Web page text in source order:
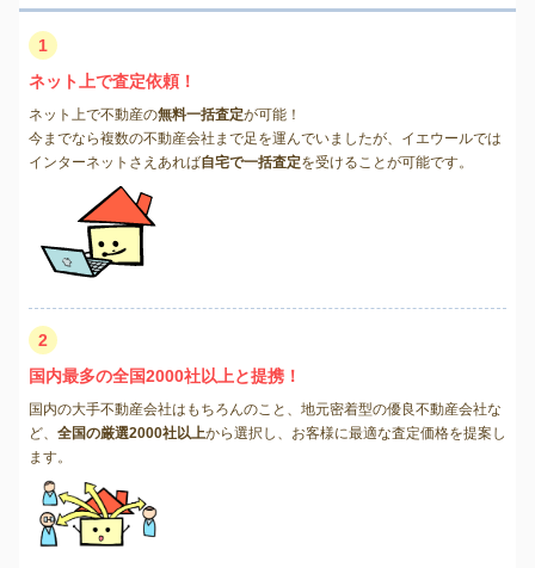
1
ネット上で査定依頼！
ネット上で不動産の無料一括査定が可能！
今までなら複数の不動産会社まで足を運んでいましたが、イエウールでは
インターネットさえあれば自宅で一括査定を受けることが可能です。
2
国内最多の全国2000社以上と提携！
国内の大手不動産会社はもちろんのこと、地元密着型の優良不動産会社な
ど、 全国の厳選2000社以上から選択し、お客様に最適な査定価格を提案し
ます。